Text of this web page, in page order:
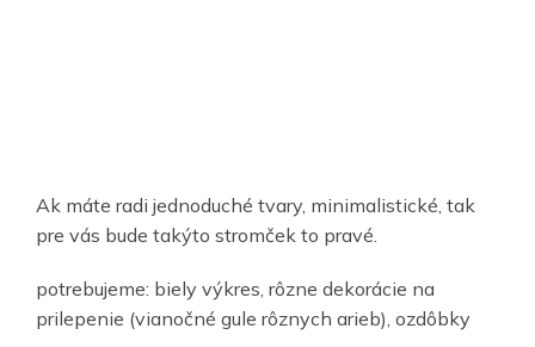
Ak máte radi jednoduché tvary, minimalistické, tak
pre vás bude takýto stromček to pravé.
potrebujeme: biely výkres, rôzne dekorácie na
prilepenie (vianočné gule rôznych arieb), ozdôbky